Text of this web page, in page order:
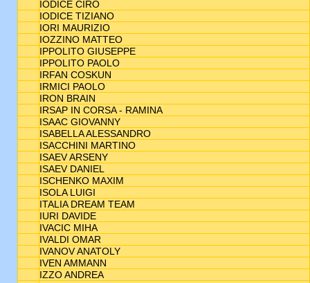
IODICE CIRO
IODICE TIZIANO
IORI MAURIZIO
IOZZINO MATTEO
IPPOLITO GIUSEPPE
IPPOLITO PAOLO
IRFAN COSKUN
IRMICI PAOLO
IRON BRAIN
IRSAP IN CORSA - RAMINA
ISAAC GIOVANNY
ISABELLA ALESSANDRO
ISACCHINI MARTINO
ISAEV ARSENY
ISAEV DANIEL
ISCHENKO MAXIM
ISOLA LUIGI
ITALIA DREAM TEAM
IURI DAVIDE
IVACIC MIHA
IVALDI OMAR
IVANOV ANATOLY
IVEN AMMANN
IZZO ANDREA